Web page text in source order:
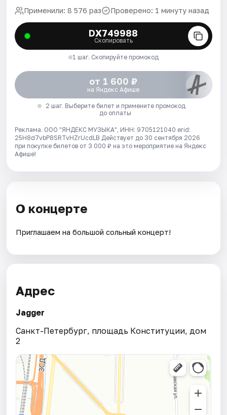
Применили: 8 576 раз Проверено: 1 минуту назад
DX749988
Скопировать
1 шаг. Скопируйте промокод
от 1 600 ₽
на Яндекс Афише
2 шаг. Выберите билет и примените промокод
до оплаты
Реклама. ООО "ЯНДЕКС МУЗЫКА", ИНН: 9705121040 erid:
25H8d7vbP8SRTvHZrUcdLB Действует до 30 сентября 2026
при покупке билетов от 3 000 ₽ на это мероприятие на Яндекс
Афише!
О концерте
Приглашаем на большой сольный концерт!
Адрес
Jagger
Санкт-Петербург, площадь Конституции, дом
2